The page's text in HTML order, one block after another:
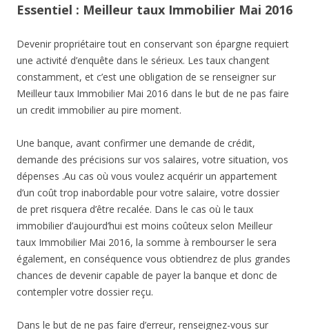
Essentiel : Meilleur taux Immobilier Mai 2016
Devenir propriétaire tout en conservant son épargne requiert
une activité d’enquête dans le sérieux. Les taux changent
constamment, et c’est une obligation de se renseigner sur
Meilleur taux Immobilier Mai 2016 dans le but de ne pas faire
un credit immobilier au pire moment.
Une banque, avant confirmer une demande de crédit,
demande des précisions sur vos salaires, votre situation, vos
dépenses .Au cas où vous voulez acquérir un appartement
d’un coût trop inabordable pour votre salaire, votre dossier
de pret risquera d’être recalée. Dans le cas où le taux
immobilier d’aujourd’hui est moins coûteux selon Meilleur
taux Immobilier Mai 2016, la somme à rembourser le sera
également, en conséquence vous obtiendrez de plus grandes
chances de devenir capable de payer la banque et donc de
contempler votre dossier reçu.
Dans le but de ne pas faire d’erreur, renseignez-vous sur